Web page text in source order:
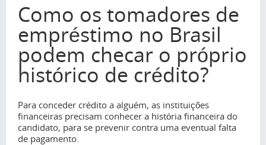
Como os tomadores de
empréstimo no Brasil
podem checar o próprio
histórico de crédito?
Para conceder crédito a alguém, as instituições
financeiras precisam conhecer a história financeira do
candidato, para se prevenir contra uma eventual falta
de pagamento.